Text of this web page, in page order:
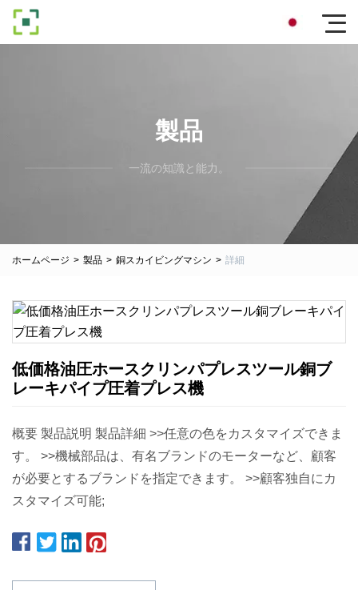
製品
一流の知識と能力。
ホームページ > 製品 > 銅スカイビングマシン > 詳細
低価格油圧ホースクリンパプレスツール銅ブ
レーキパイプ圧着プレス機
概要 製品説明 製品詳細 >>任意の色をカスタマイズできま
す。 >>機械部品は、有名ブランドのモーターなど、顧客
が必要とするブランドを指定できます。 >>顧客独自にカ
スタマイズ可能;